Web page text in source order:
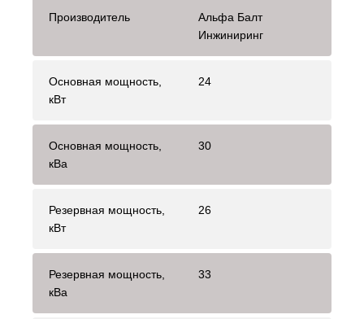
Производитель
Альфа Балт
Инжиниринг
Основная мощность,
кВт
24
Основная мощность,
кВа
30
Резервная мощность,
кВт
26
Резервная мощность,
кВа
33